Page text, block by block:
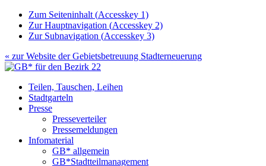
Zum Seiteninhalt (Accesskey 1)
Zur Hauptnavigation (Accesskey 2)
Zur Subnavigation (Accesskey 3)
« zur Website derGebietsbetreuung Stadterneuerung
Teilen, Tauschen, Leihen
Stadtgarteln
Presse
Presseverteiler
Pressemeldungen
Infomaterial
GB* allgemein
GB*Stadtteilmanagement